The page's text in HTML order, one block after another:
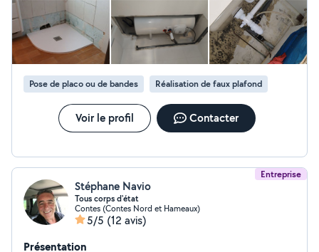
Pose de placo ou de bandes Réalisation de faux plafond
Voir le profil Contacter
Entreprise
Stéphane Navio
Tous corps d'état
Contes (Contes Nord et Hameaux)
5/5 (12 avis)
Présentation